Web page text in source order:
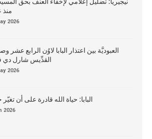
منذ
2026
العبوديَّة بين اعتذار البابا لاوُن الرابع عشر
القدِّيس شارل دي
2026
البابا: حياة الله قادرة على أن تغيّر
2026